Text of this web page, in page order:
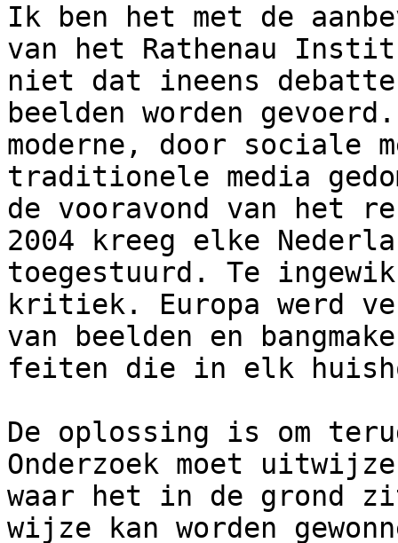
Ik ben het met de
van het Rathenau
niet dat ineens
beelden worden
moderne, door sociale
traditionele media
de vooravond van het
2004 kreeg elke
toegestuurd. Te
kritiek. Europa werd
van beelden en
feiten die in elk
De oplossing is om
Onderzoek moet
waar het in de grond
wijze kan worden